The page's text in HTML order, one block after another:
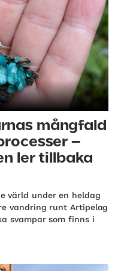
mångfald
–
ler tillbaka
värld under en heldag
vandring runt Artipelag
svampar som finns i